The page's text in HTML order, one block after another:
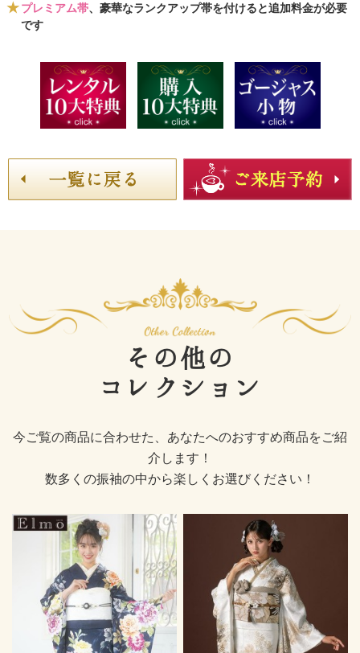
プレミアム帯、豪華なランクアップ帯を付けると追加料金が必要
です
その他の
コレクション
今ご覧の商品に合わせた、あなたへのおすすめ商品をご紹
介します！
数多くの振袖の中から楽しくお選びください！